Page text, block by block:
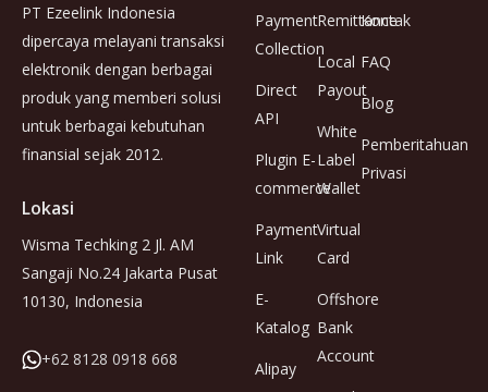
PT Ezeelink Indonesia
dipercaya melayani transaksi
elektronik dengan berbagai
produk yang memberi solusi
untuk berbagai kebutuhan
finansial sejak 2012.
Lokasi
Wisma Techking 2 Jl. AM
Sangaji No.24 Jakarta Pusat
10130, Indonesia
+62 8128 0918 668
Payment
Collection
Direct
API
Plugin E-
commerce
Payment
Link
E-
Katalog
Alipay
Remittance
Local
Payout
White
Label
Wallet
Virtual
Card
Offshore
Bank
Account
Kontak
FAQ
Blog
Pemberitahuan
Privasi